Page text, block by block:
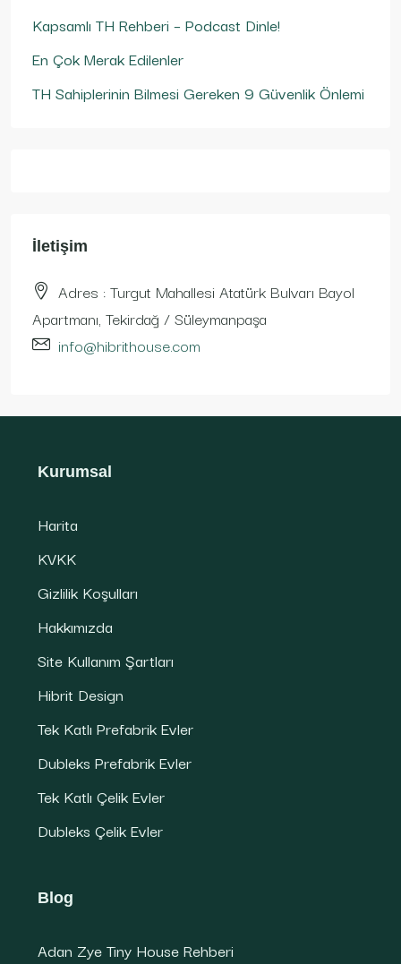
Kapsamlı TH Rehberi – Podcast Dinle!
En Çok Merak Edilenler
TH Sahiplerinin Bilmesi Gereken 9 Güvenlik Önlemi
İletişim
Adres : Turgut Mahallesi Atatürk Bulvarı Bayol
Apartmanı, Tekirdağ / Süleymanpaşa
info@hibrithouse.com
Kurumsal
Harita
KVKK
Gizlilik Koşulları
Hakkımızda
Site Kullanım Şartları
Hibrit Design
Tek Katlı Prefabrik Evler
Dubleks Prefabrik Evler
Tek Katlı Çelik Evler
Dubleks Çelik Evler
Blog
Adan Zye Tiny House Rehberi